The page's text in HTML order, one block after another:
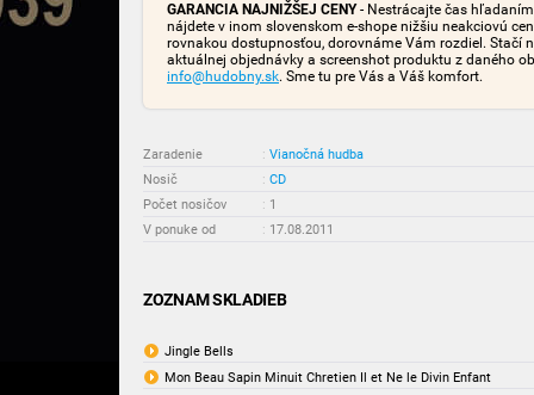
GARANCIA NAJNIŽŠEJ CENY- Nestrácajte čas
nájdete v inom slovenskom e-shope nižšiu neakciovú
rovnakou dostupnosťou, dorovnáme Vám rozdiel. Stačí
aktuálnej objednávky a screenshot produktu z daného
info@hudobny.sk. Sme tu pre Vás a Váš komfort.
Zaradenie : Vianočná hudba
Nosič
: CD
Počet nosičov
: 1
V ponuke od
: 17.08.2011
ZOZNAM SKLADIEB
Jingle Bells
Mon Beau Sapin Minuit Chretien Il et Ne le Divin Enfant